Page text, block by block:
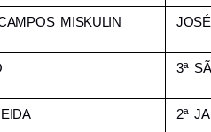
MISKULIN
3ª
2ª